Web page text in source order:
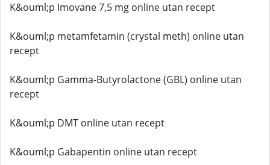
K&ouml;p Imovane 7,5 mg online utan recept
K&ouml;p metamfetamin (crystal meth) online utan
recept
K&ouml;p Gamma-Butyrolactone (GBL) online utan
recept
K&ouml;p DMT online utan recept
K&ouml;p Gabapentin online utan recept